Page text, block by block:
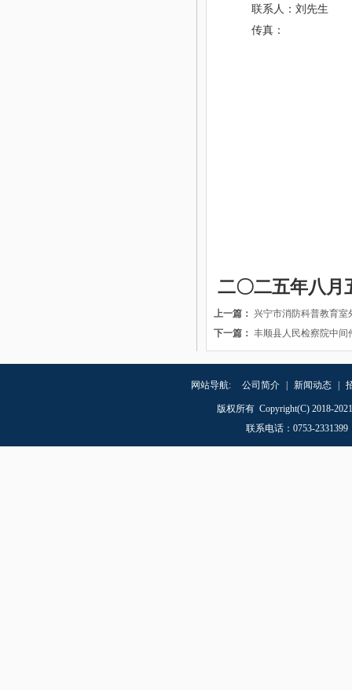
联系人： 刘先生
传真：
二〇二五年八 月
上一篇： 兴宁市消防科普教育室
下一篇： 丰顺县人民检察院中间
网站导航: 公司简介 新闻动态
版权所有 Copyright(C) 2018-
联系电话 ： 0753-